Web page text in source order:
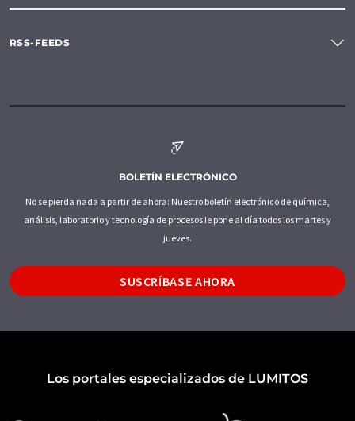
RSS-FEEDS
BOLETÍN ELECTRÓNICO
No se pierda nada a partir de ahora: Nuestro boletín electrónico de química,
análisis, laboratorio y tecnología de procesos le pone al día todos los martes y
jueves.
SUSCRÍBASE AHORA
Los portales especializados de LUMITOS